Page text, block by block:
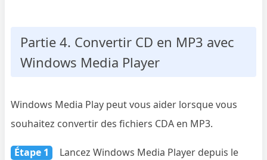
Partie 4. Convertir CD en MP3 avec
Windows Media Player
Windows Media Play peut vous aider lorsque vous
souhaitez convertir des fichiers CDA en MP3.
Étape 1
Lancez Windows Media Player depuis le